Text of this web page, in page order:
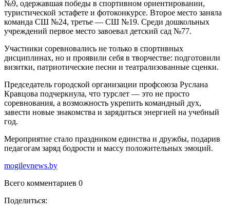
№9, одержавшая победы в спортивном ориентировании,
туристической эстафете и фотоконкурсе. Второе место заняла
команда СШ №24, третье — СШ №19. Среди дошкольных
учреждений первое место завоевал детский сад №77.
Участники соревновались не только в спортивных
дисциплинах, но и проявили себя в творчестве: подготовили
визитки, патриотические песни и театрализованные сценки.
Председатель городской организации профсоюза Руслана
Кравцова подчеркнула, что турслет — это не просто
соревнования, а возможность укрепить командный дух,
завести новые знакомства и зарядиться энергией на учебный
год.
Мероприятие стало праздником единства и дружбы, подарив
педагогам заряд бодрости и массу положительных эмоций.
mogilevnews.by
Всего комментариев 0
Поделиться: